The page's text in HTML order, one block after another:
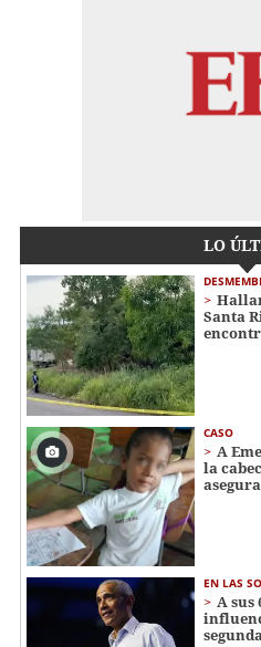
LO
Santa
CASO
A
la
EN LAS
A sus